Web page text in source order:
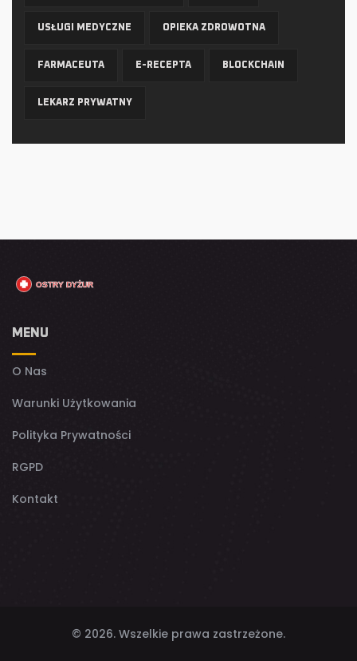
USŁUGI MEDYCZNE OPIEKA ZDROWOTNA
FARMACEUTA E-RECEPTA BLOCKCHAIN
LEKARZ PRYWATNY
MENU
O Nas
Warunki Użytkowania
Polityka Prywatności
RGPD
Kontakt
© 2026. Wszelkie prawa zastrzeżone.